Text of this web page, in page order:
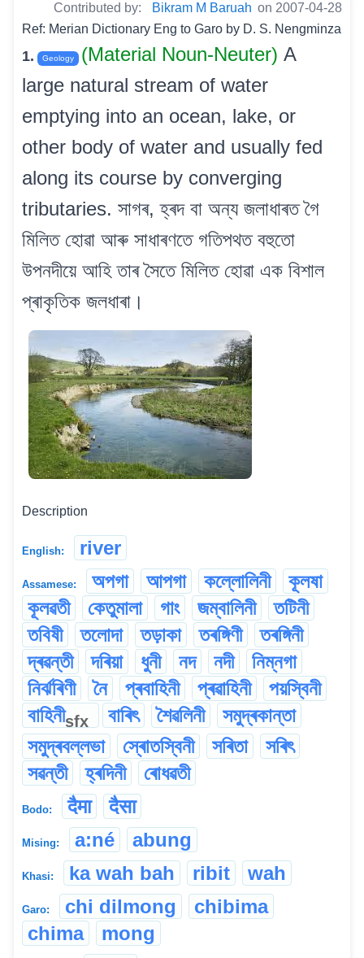
Contributed by: Bikram M Baruah on 2007-04-28
Ref: Merian Dictionary Eng to Garo by D. S. Nengminza
1. Geology (Material Noun-Neuter) A
large natural stream of water
emptying into an ocean, lake, or
other body of water and usually fed
along its course by converging
tributaries. সাগৰ, হ্ৰদ বা অন্য জলাধাৰত গৈ
মিলিত হোৱা আৰু সাধাৰণতে গতিপথত বহুতো
উপনদীয়ে আহি তাৰ সৈতে মিলিত হোৱা এক বিশাল
প্ৰাকৃতিক জলধাৰা।
Description
English: river
Assamese: অপগা আপগা কল্লোলিনী
কূলষা
কূলৱতী
কেতুমালা গাং জম্বালিনী
তটিনী
তবিষী
তলোদা তড়াকা তৰঙ্গিণী
তৰঙ্গিনী
দ্ৰৱন্তী
দৰিয়া ধুনী নদ নদী
নিম্নগা
নিৰ্ঝৰিণী
নৈ প্ৰবাহিনী প্ৰৱাহিনী
পয়স্বিনী
বাহিনীsfx বাৰিৎ শৈৱলিনী
সমুদ্ৰকান্তা
সমুদ্ৰবল্লভা
স্ৰোতস্বিনী সৰিতা
সৰিৎ
সৱন্তী
হ্ৰদিনী ৰোধৱতী
Bodo: दैमा दैसा
Mising: a:né abung
Khasi: ka wah bah ribit wah
Garo: chi dilmong
chibima
chima
mong